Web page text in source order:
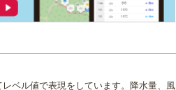
ベル値で表現をしています。降水量、風